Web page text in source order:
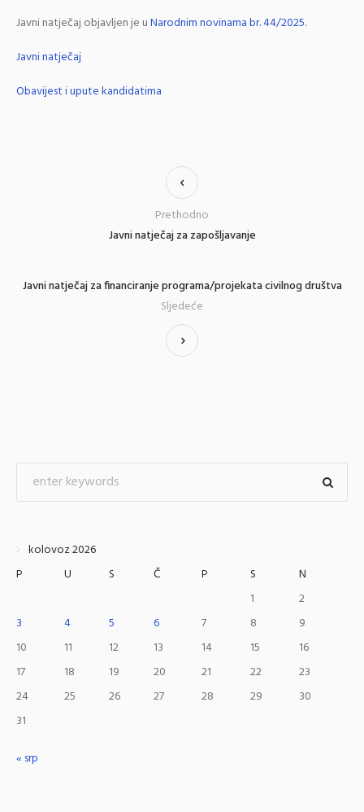
Javni natječaj objavljen je uNarodnim novinama br. 44/2025.
Javni natječaj
Obavijest i upute kandidatima
Javni natječaj za zapošljavanje
Prethodno
Javni natječaj za financiranje programa/projekata civilnog društva
Sljedeće
kolovoz 2026
P
U S Č P S
N
1
2
3
4 5 6 7 8
9
10
11 12 13 14 15
16
17
18 19 20 21 22
23
24
25 26 27 28 29
30
31
« srp